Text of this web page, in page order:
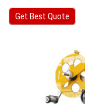
Get Best Quote